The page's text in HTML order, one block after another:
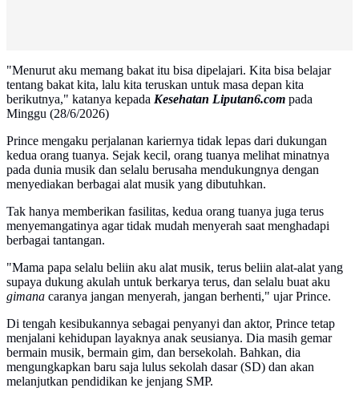
"Menurut aku memang bakat itu bisa dipelajari. Kita bisa belajar
tentang bakat kita, lalu kita teruskan untuk masa depan kita
berikutnya," katanya kepada Kesehatan Liputan6.com pada
Minggu (28/6/2026)
Prince mengaku perjalanan kariernya tidak lepas dari dukungan
kedua orang tuanya. Sejak kecil, orang tuanya melihat minatnya
pada dunia musik dan selalu berusaha mendukungnya dengan
menyediakan berbagai alat musik yang dibutuhkan.
Tak hanya memberikan fasilitas, kedua orang tuanya juga terus
menyemangatinya agar tidak mudah menyerah saat menghadapi
berbagai tantangan.
"Mama papa selalu beliin aku alat musik, terus beliin alat-alat yang
supaya dukung akulah untuk berkarya terus, dan selalu buat aku
gimana caranya jangan menyerah, jangan berhenti," ujar Prince.
Di tengah kesibukannya sebagai penyanyi dan aktor, Prince tetap
menjalani kehidupan layaknya anak seusianya. Dia masih gemar
bermain musik, bermain gim, dan bersekolah. Bahkan, dia
mengungkapkan baru saja lulus sekolah dasar (SD) dan akan
melanjutkan pendidikan ke jenjang SMP.